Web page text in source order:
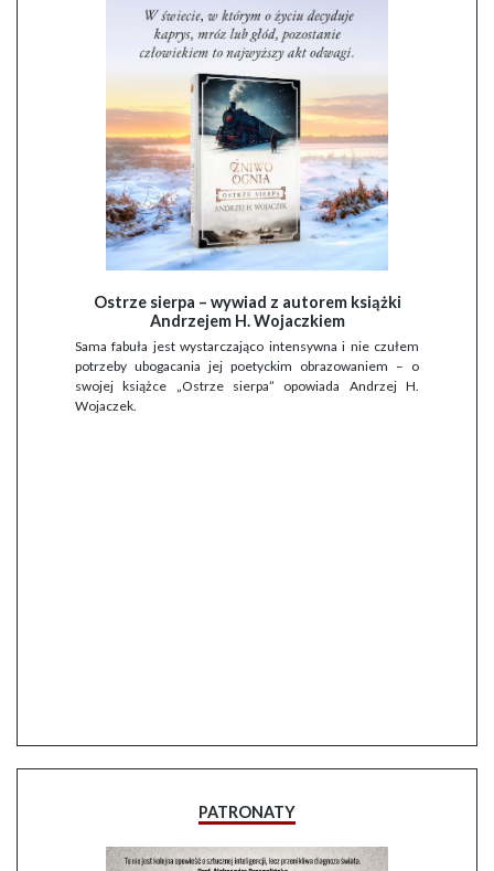
Ostrze sierpa – wywiad z autorem książki
Andrzejem H. Wojaczkiem
Sama fabuła jest wystarczająco intensywna i nie czułem
potrzeby ubogacania jej poetyckim obrazowaniem – o
swojej książce „Ostrze sierpa” opowiada Andrzej H.
Wojaczek.
PATRONATY